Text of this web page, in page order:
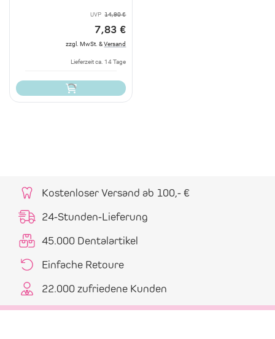
UVP 14,90 €
7,83 €
zzgl. MwSt. &Versand
Lieferzeit ca. 14 Tage
Kostenloser Versand ab 100,- €
24-Stunden-Lieferung
45.000 Dentalartikel
Einfache Retoure
22.000 zufriedene Kunden